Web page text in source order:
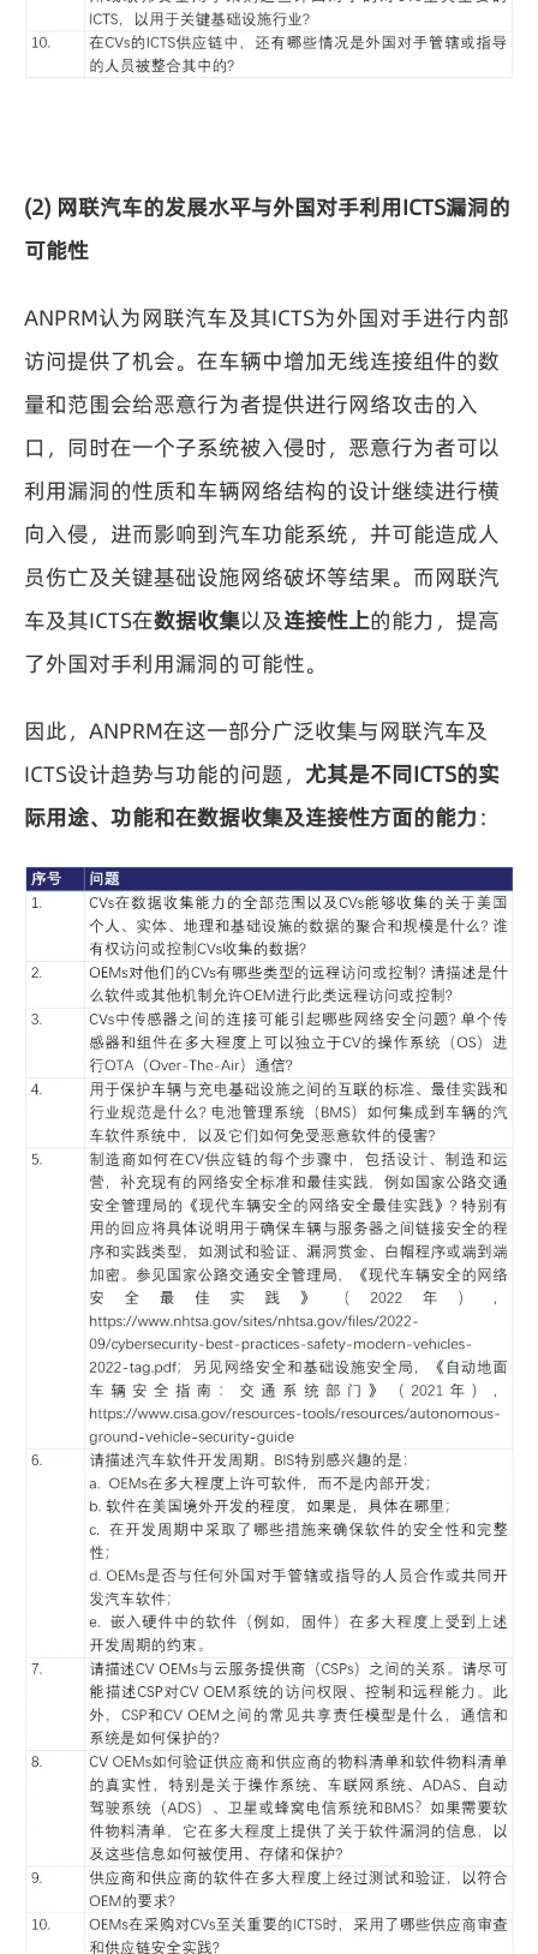
(2) 网联汽车的发展水平与外国对手利用ICTS漏洞的
可能性
ANPRM认为网联汽车及其ICTS为外国对手进行内部
访问提供了机会。在车辆中增加无线连接组件的数
量和范围会给恶意行为者提供进行网络攻击的入
口，同时在一个子系统被入侵时，恶意行为者可以
利用漏洞的性质和车辆网络结构的设计继续进行横
向入侵，进而影响到汽车功能系统，并可能造成人
员伤亡及关键基础设施网络破坏等结果。而网联汽
车及其ICTS在数据收集以及连接性上的能力，提高
了外国对手利用漏洞的可能性。
因此，ANPRM在这一部分广泛收集与网联汽车及
ICTS设计趋势与功能的问题， 尤其是不同ICTS的实
际用途、功能和在数据收集及连接性方面的能力 ：